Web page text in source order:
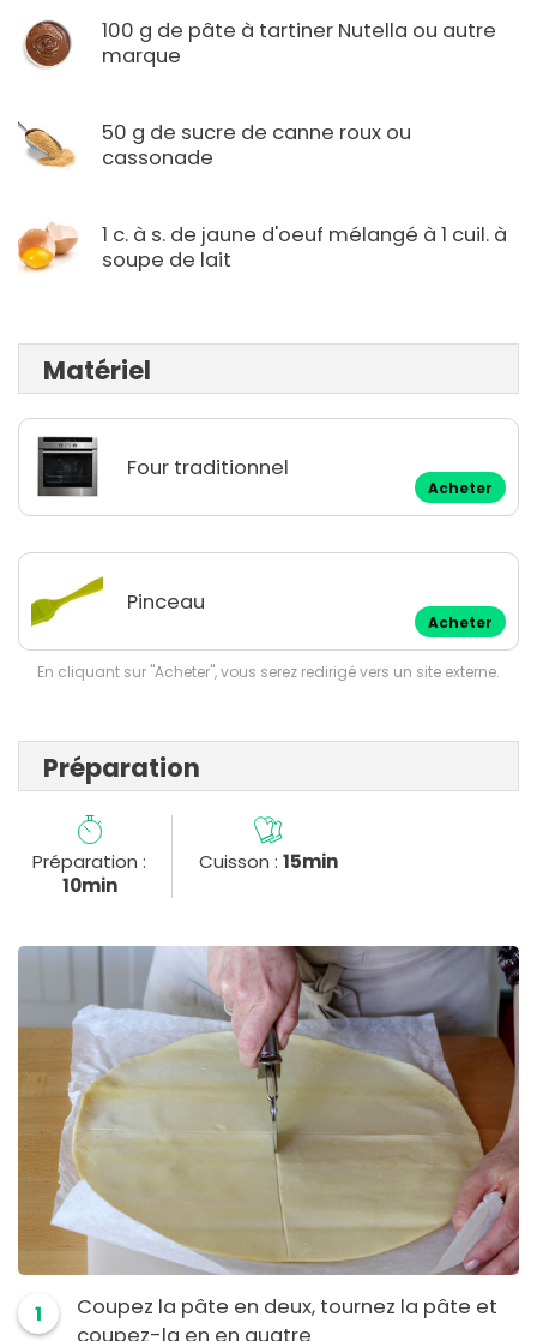
100 g de pâte à tartiner Nutella ou autre
marque
50 g de sucre de canne roux ou
cassonade
1 c. à s. de jaune d'oeuf mélangé à 1 cuil. à
soupe de lait
Matériel
Four traditionnel
Acheter
Pinceau
Acheter
En cliquant sur "Acheter", vous serez redirigé vers un site externe.
Préparation
Préparation :
10min
Cuisson : 15min
1
Coupez la pâte en deux, tournez la pâte et
coupez-la en en quatre